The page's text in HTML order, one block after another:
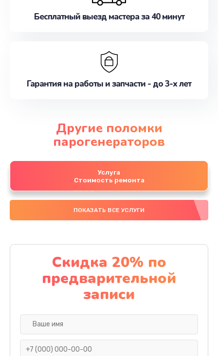
Бесплатный выезд мастера за 40 минут
Гарантия на работы и запчасти - до 3-х лет
Другие поломки
парогенераторов
Услуга
Стоимость ремонта
ПОКАЗАТЬ ВСЕ УСЛУГИ
Скидка 20% по
предварительной
записи